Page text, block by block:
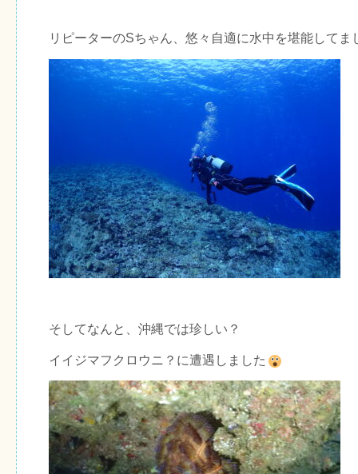
リピーターのSちゃん、悠々自適に水中を堪能してま
そしてなんと、沖縄では珍しい？
イイジマフクロウニ？に遭遇しました